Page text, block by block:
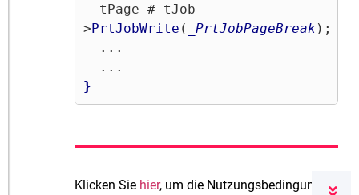
>PrtJobWrite ( _PrtJobPageBreak );
}
Klicken Sie hier, um die Nutzungsbedingungen